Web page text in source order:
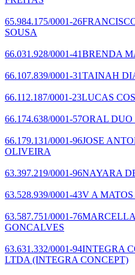
65.984.175/0001-26
SOUSA
66.031.928/0001-41BRENDA
66.107.839/0001-31TAINAH
66.112.187/0001-23LUCAS
66.174.638/0001-57ORAL DUO
66.179.131/0001-96JOSE
OLIVEIRA
63.397.219/0001-96NAYARA
63.528.939/0001-43V A
63.587.751/0001-76
GONCALVES
63.631.332/0001-94INTEGRA
LTDA (INTEGRA CONCEPT)